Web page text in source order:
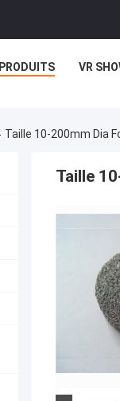
PRODUITS VR
Taille 10-200mm Dia
Taille